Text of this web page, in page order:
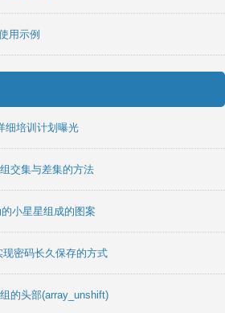
用示例
细培训计划曝光
交集与差集的方法
小星星组成的图案
密码长久保存的方式
的头部(array_unshift)